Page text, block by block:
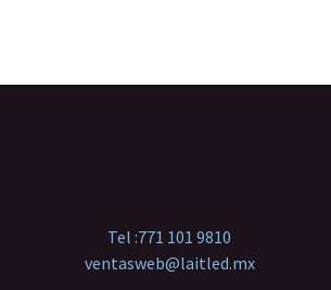
Tel :771 101 9810
ventasweb@laitled.mx